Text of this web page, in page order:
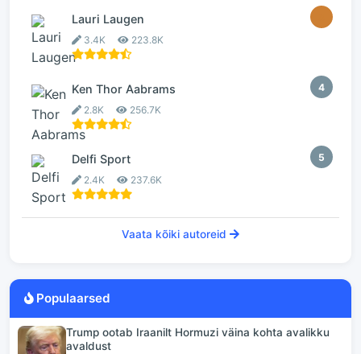
Lauri Laugen
3.4K 223.8K
4
Ken Thor Aabrams
2.8K 256.7K
5
Delfi Sport
2.4K 237.6K
Vaata kõiki autoreid
Populaarsed
Trump ootab Iraanilt Hormuzi väina kohta avalikku
avaldust